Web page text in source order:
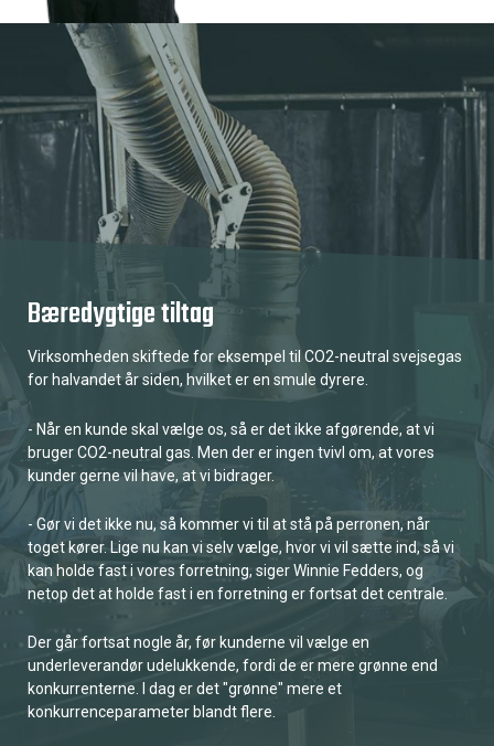
Bæredygtige tiltag
Virksomheden skiftede for eksempel til CO2-neutral svejsegas
for halvandet år siden, hvilket er en smule dyrere.
- Når en kunde skal vælge os, så er det ikke afgørende, at vi
bruger CO2-neutral gas. Men der er ingen tvivl om, at vores
kunder gerne vil have, at vi bidrager.
- Gør vi det ikke nu, så kommer vi til at stå på perronen, når
toget kører. Lige nu kan vi selv vælge, hvor vi vil sætte ind, så vi
kan holde fast i vores forretning, siger Winnie Fedders, og
netop det at holde fast i en forretning er fortsat det centrale.
Der går fortsat nogle år, før kunderne vil vælge en
underleverandør udelukkende, fordi de er mere grønne end
konkurrenterne. I dag er det "grønne" mere et
konkurrenceparameter blandt flere.